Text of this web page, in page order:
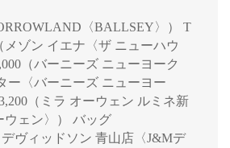
〈BALLSEY〉） T
メゾン イエナ〈ザ ニューハウ
（バーニーズ ニューヨーク
ー〈バーニーズ ニューヨー
（ミラ オーウェン ルミネ新
ウェン〉） バッグ
デヴィッドソン 青山店〈J&Mデ